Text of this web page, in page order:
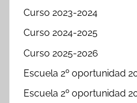
Curso 2023-2024
Curso 2024-2025
Curso 2025-2026
Escuela 2º oportunidad
Escuela 2º oportunidad